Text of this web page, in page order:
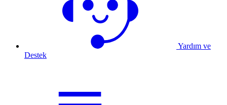
Yardım ve
Destek